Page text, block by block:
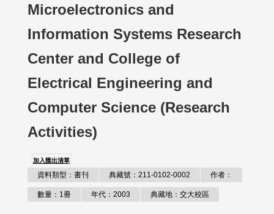
Microelectronics and
Information Systems Research
Center and College of
Electrical Engineering and
Computer Science (Research
Activities)
加入匯出清單
資料類型：書刊 典藏號：211-0102-0002 作者：
數量：1冊 年代：2003 典藏地：交大校區